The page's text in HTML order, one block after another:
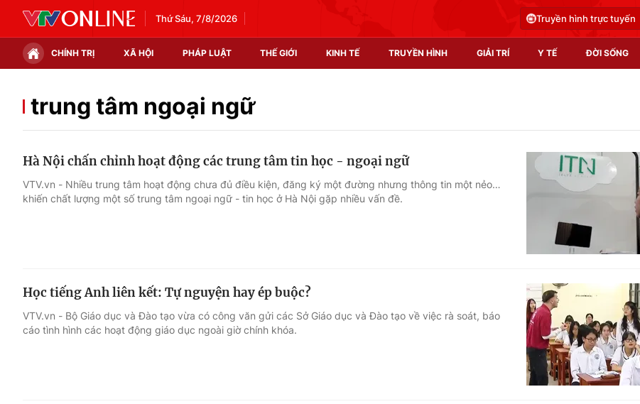
Thứ Sáu, 7/8/2026 Truyền hình trực tuyến
CHÍNH TRỊ XÃ HỘI PHÁP LUẬT THẾ GIỚI KINH TẾ TRUYỀN HÌNH GIẢI TRÍ Y TẾ ĐỜI SỐNG
Xã hội
Thế giới đó đây
Thị trường
Hậu trường
Video
Podcast
EMagazine
Photo
Infographic
Góc ảnh
Công nghệ
trung tâm ngoại ngữ
Hà Nội chấn chỉnh hoạt động các trung tâm tin học - ngoại ngữ
VTV.vn - Nhiều trung tâm hoạt động chưa đủ điều kiện, đăng ký một đường nhưng thông tin một nẻo…
khiến chất lượng một số trung tâm ngoại ngữ - tin học ở Hà Nội gặp nhiều vấn đề.
Học tiếng Anh liên kết: Tự nguyện hay ép buộc?
VTV.vn - Bộ Giáo dục và Đào tạo vừa có công văn gửi các Sở Giáo dục và Đào tạo về việc rà soát, báo
cáo tình hình các hoạt động giáo dục ngoài giờ chính khóa.